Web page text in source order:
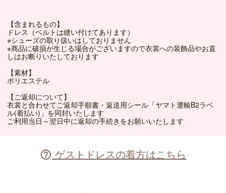
【含まれるもの】
ドレス（ベルトは縫い付けてあります）
※シューズの取り扱いはしておりません
※商品に破損が生じる場合がございますので衣裳への装飾品やお直
しはお断りいたしております
【素材】
ポリエステル
【ご返却について】
衣裳と合わせてご返却手順書・返送用シール「ヤマト運輸B2ラベ
ル(着払い)」を同封いたします
ご利用当日～翌日中に返却の手続きをお願いいたします
 ゲストドレスの着方はこちら